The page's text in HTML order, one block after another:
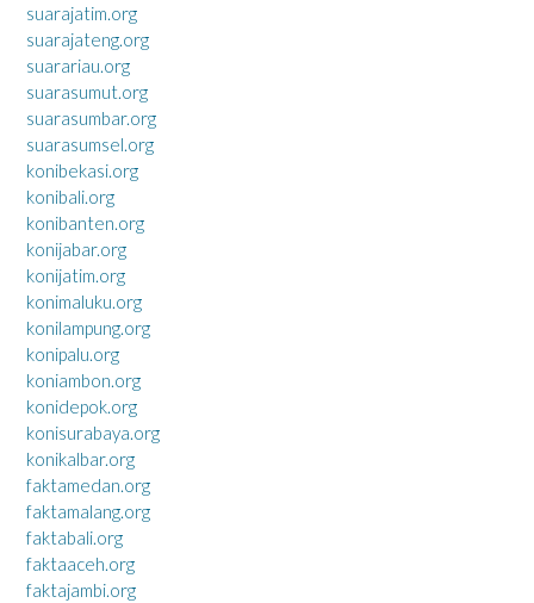
suarajatim.org
suarajateng.org
suarariau.org
suarasumut.org
suarasumbar.org
suarasumsel.org
konibekasi.org
konibali.org
konibanten.org
konijabar.org
konijatim.org
konimaluku.org
konilampung.org
konipalu.org
koniambon.org
konidepok.org
konisurabaya.org
konikalbar.org
faktamedan.org
faktamalang.org
faktabali.org
faktaaceh.org
faktajambi.org